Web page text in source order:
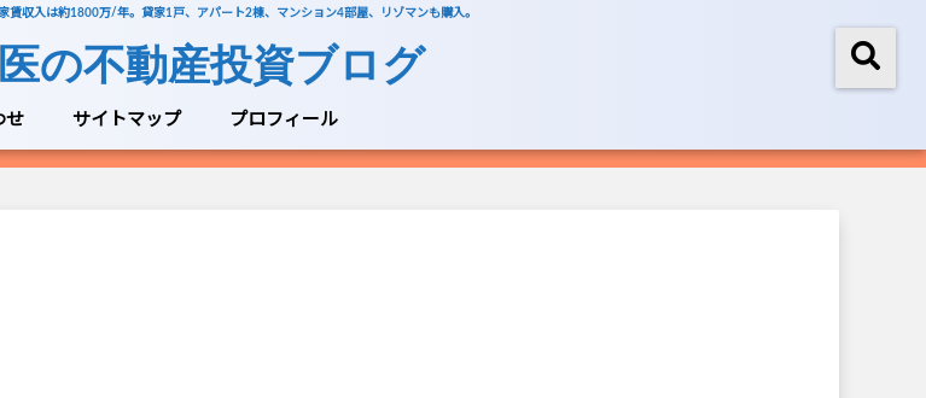
賃収入は約1800万/年。貸家1戸、アパート2棟、マンション4部屋、リゾマンも購入。
の不動産投資ブログ
せ サイトマップ プロフィール